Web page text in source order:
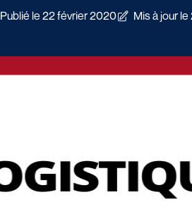
Publié le 22 février 2020
Mis à jour